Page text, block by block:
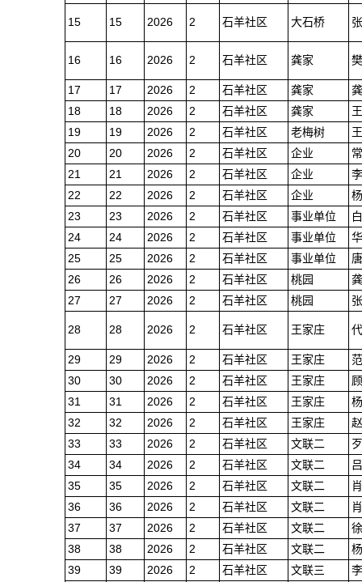
15 15 2026 2 石羊社区 大石桥
16 16 2026 2 石羊社区 龚家
17 17 2026 2 石羊社区 龚家
18
18 2026 2 石羊社区 龚家
19
19 2026 2 石羊社区 老梅树
20
20 2026 2 石羊社区 企业
21
21 2026 2 石羊社区 企业
22
22 2026 2 石羊社区 企业
23
23 2026 2 石羊社区 事业单位
24
24 2026 2 石羊社区 事业单位
25
25 2026 2 石羊社区 事业单位
26
26 2026 2 石羊社区 桃园
27
27 2026 2 石羊社区 桃园
28 28 2026 2 石羊社区 王家庄
29 29 2026 2 石羊社区 王家庄
30
30 2026 2 石羊社区 王家庄
31
31 2026 2 石羊社区 王家庄
32
32 2026 2 石羊社区 王家庄
33
33 2026 2 石羊社区 文联二
34
34 2026 2 石羊社区 文联二
35
35 2026 2 石羊社区 文联二
36
36 2026 2 石羊社区 文联二
37
37 2026 2 石羊社区 文联二
38
38 2026 2 石羊社区 文联二
39
39 2026 2 石羊社区 文联三